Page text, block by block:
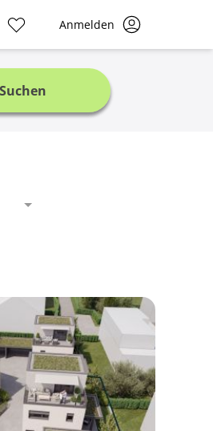
Anmelden
Suchen